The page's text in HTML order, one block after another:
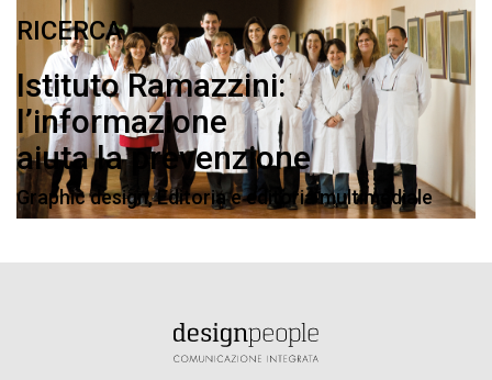
RICERCA
Istituto Ramazzini:
l’informazione
aiuta la prevenzione
Graphic design,Editoria e editoria multimediale